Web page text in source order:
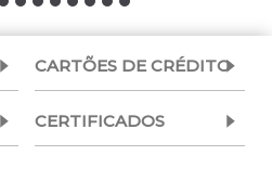
CARTÕES DE CRÉDITO
CERTIFICADOS